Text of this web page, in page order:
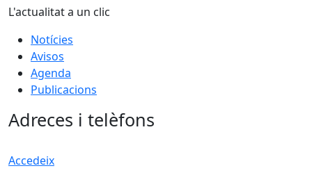
L'actualitat a un clic
Notícies
Avisos
Agenda
Publicacions
Adreces i telèfons
Accedeix